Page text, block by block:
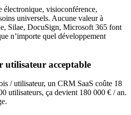
électronique, visioconférence,
universels. Aucune valeur à
Silae, DocuSign, Microsoft 365 font
n’importe quel développement
utilisateur acceptable
/ utilisateur, un CRM SaaS coûte 18
utilisateurs, ça devient 180 000 € / an.